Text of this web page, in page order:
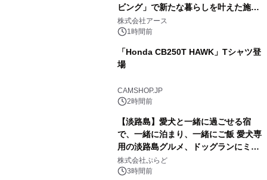
ビング」で新たな暮らしを叶えた施工
事例を株式会社アースが公開
株式会社アース
1時間前
「Honda CB250T HAWK」Tシャツ登
場
CAMSHOP.JP
2時間前
【淡路島】愛犬と一緒に過ごせる宿
で、一緒に泊まり、一緒にご飯 愛犬専
用の淡路島グルメ、ドッグランにミニ
プール グランピングとトレーラーハウ
スの2施設で
株式会社ぷらど
3時間前